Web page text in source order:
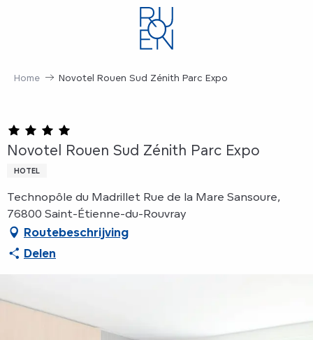
Home Novotel Rouen Sud Zénith Parc Expo
Novotel Rouen Sud Zénith Parc Expo
HOTEL
Technopôle du Madrillet Rue de la Mare Sansoure,
76800 Saint-Étienne-du-Rouvray
Routebeschrijving
Delen